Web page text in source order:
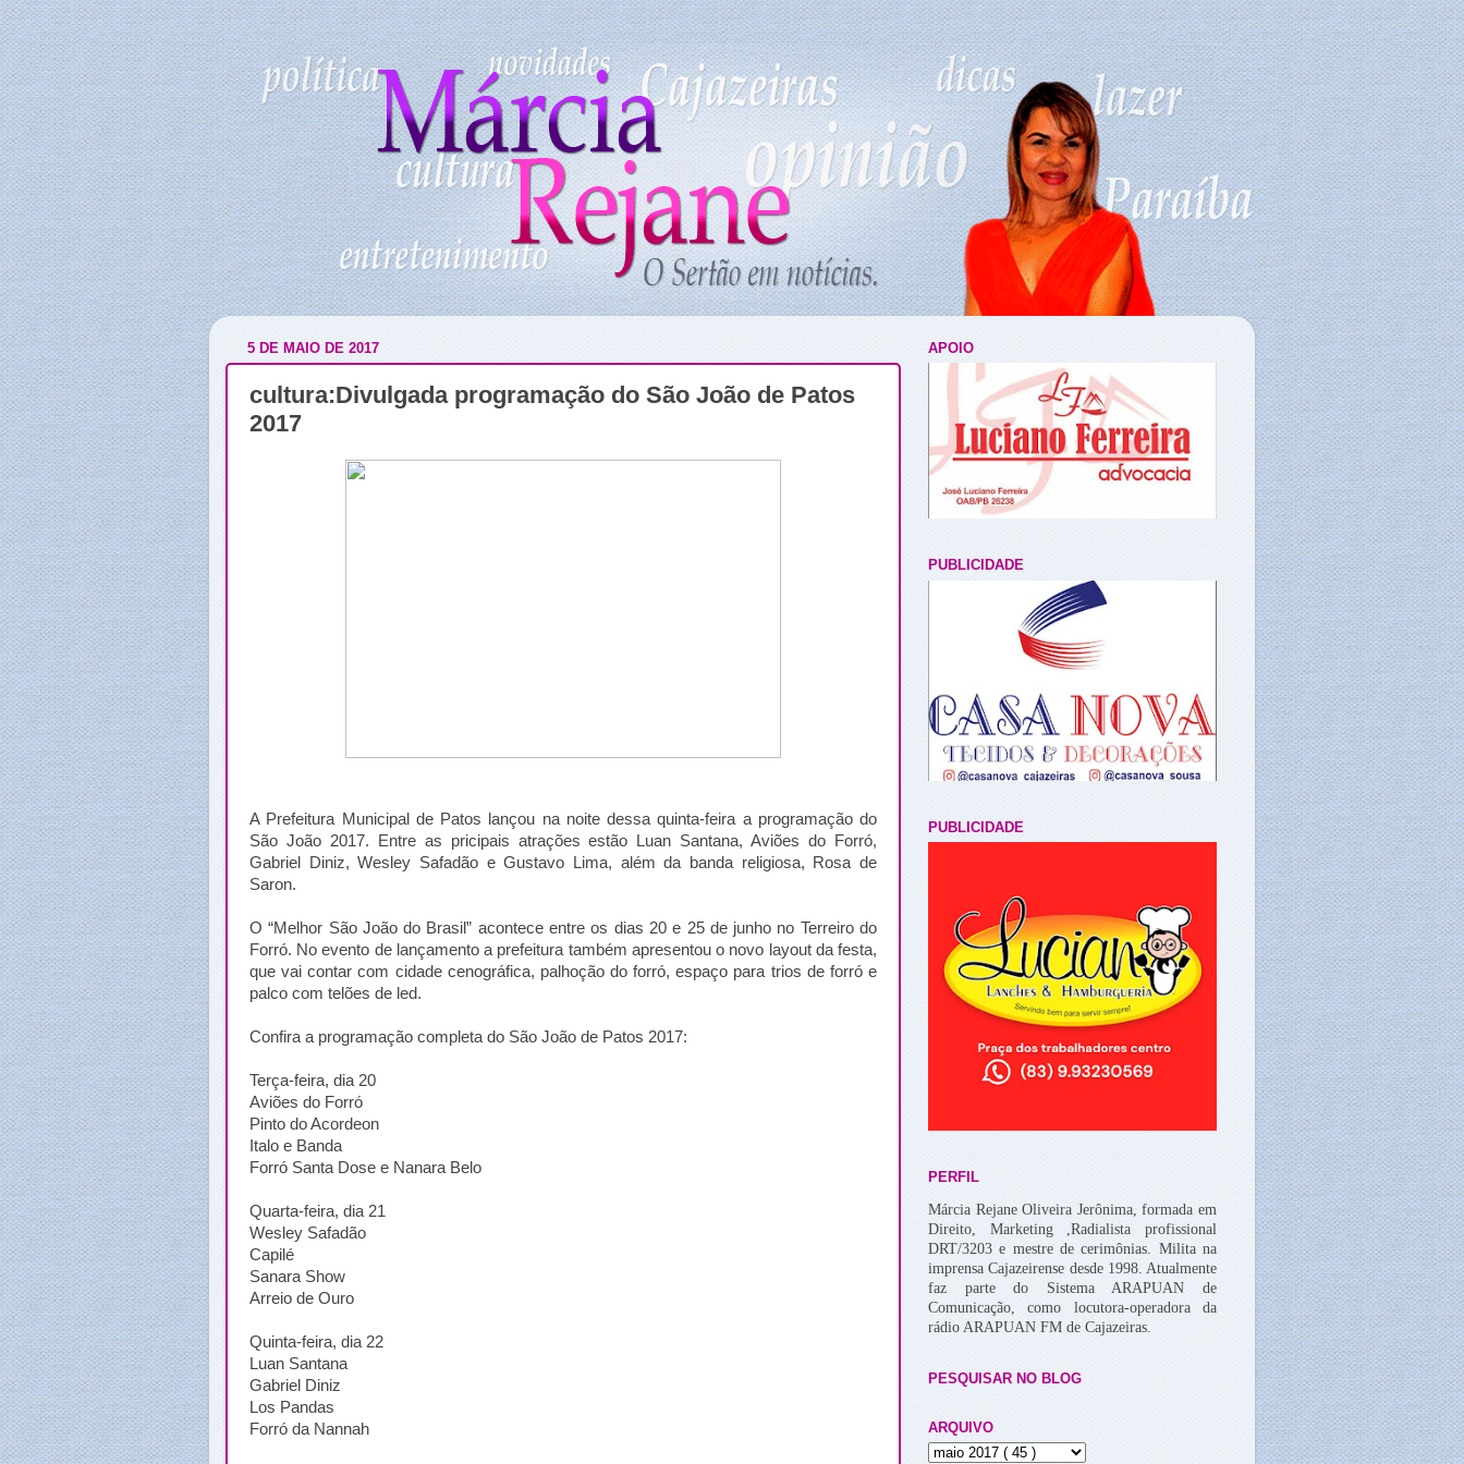
5 DE MAIO DE 2017
cultura:Divulgada programação do São João de Patos
2017
A Prefeitura Municipal de Patos lançou na noite dessa quinta-feira a programação do
São João 2017. Entre as pricipais atrações estão Luan Santana, Aviões do Forró,
Gabriel Diniz, Wesley Safadão e Gustavo Lima, além da banda religiosa, Rosa de
Saron.
O “Melhor São João do Brasil” acontece entre os dias 20 e 25 de junho no Terreiro do
Forró. No evento de lançamento a prefeitura também apresentou o novo layout da festa,
que vai contar com cidade cenográfica, palhoção do forró, espaço para trios de forró e
palco com telões de led.
Confira a programação completa do São João de Patos 2017:
Terça-feira, dia 20
Aviões do Forró
Pinto do Acordeon
Italo e Banda
Forró Santa Dose e Nanara Belo
Quarta-feira, dia 21
Wesley Safadão
Capilé
Sanara Show
Arreio de Ouro
Quinta-feira, dia 22
Luan Santana
Gabriel Diniz
Los Pandas
Forró da Nannah
APOIO
PUBLICIDADE
PUBLICIDADE
PERFIL
Márcia Rejane Oliveira Jerônima, formada em
Direito, Marketing ,Radialista profissional
DRT/3203 e mestre de cerimônias. Milita na
imprensa Cajazeirense desde 1998. Atualmente
faz parte do Sistema ARAPUAN de
Comunicação, como locutora-operadora da
rádio ARAPUAN FM de Cajazeiras.
PESQUISAR NO BLOG
ARQUIVO